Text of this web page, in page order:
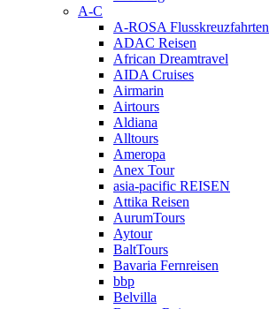
A-C
A-ROSA Flusskreuzfahrten
ADAC Reisen
African Dreamtravel
AIDA Cruises
Airmarin
Airtours
Aldiana
Alltours
Ameropa
Anex Tour
asia-pacific REISEN
Attika Reisen
AurumTours
Aytour
BaltTours
Bavaria Fernreisen
bbp
Belvilla